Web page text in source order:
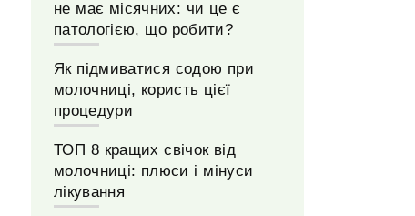
не має місячних: чи це є
патологією, що робити?
Як підмиватися содою при
молочниці, користь цієї
процедури
ТОП 8 кращих свічок від
молочниці: плюси і мінуси
лікування